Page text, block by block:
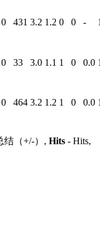
0 431 3.2 1.2 0 0 -
0 33 3.0 1.1 1 0 0.0
0 464 3.2 1.2 1 0 0.0
结（+/-）, Hits - Hits,